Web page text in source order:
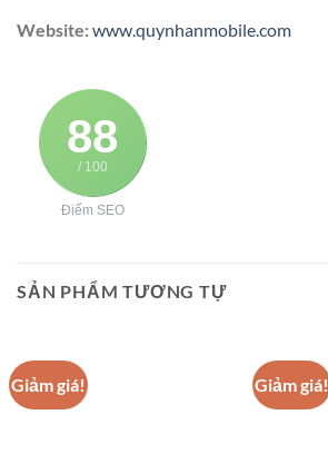
Website:www.quynhanmobile.com
88
/ 100
Điểm SEO
SẢN PHẨM TƯƠNG TỰ
Giảm giá! Giảm giá!